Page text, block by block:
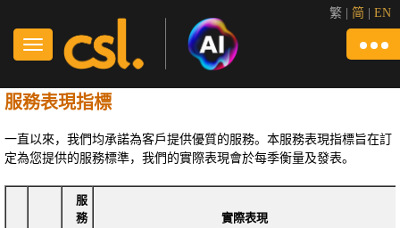
繁 简 EN
服務表現指標
一直以來，我們均承諾為客戶提供優質的服務。本服務表現指標旨在訂
定為您提供的服務標準，我們的實際表現會於每季衡量及發表。
服
務
實際表現